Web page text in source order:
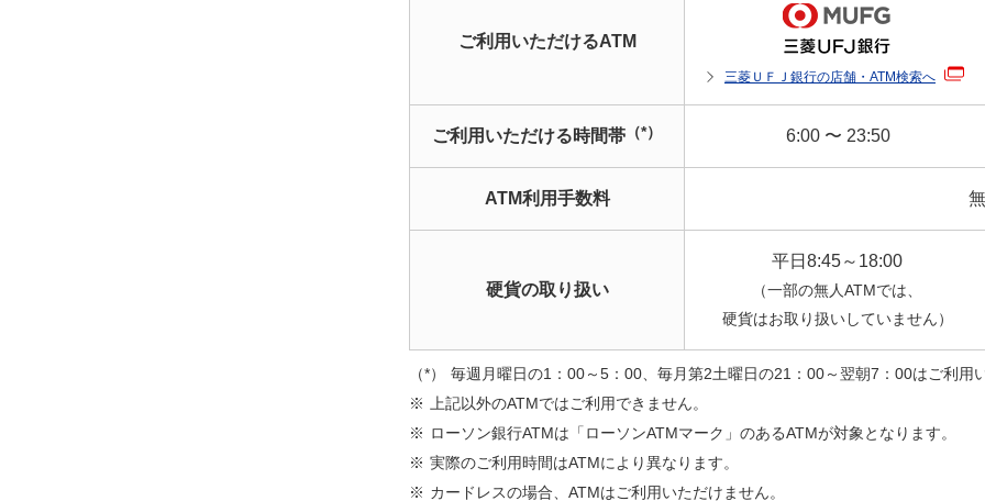
ご利用いただけるATM
三菱ＵＦＪ銀行の店舗・ATM検索へ
ご利用いただける時間帯 （*） 6:00 〜 23:50
ATM利用手数料
硬貨の取り扱い
平日8:45～18:00
（一部の無人ATMでは、
硬貨はお取り扱いしていません）
毎週月曜日の1：00～5：00、毎月第2土曜日の21：00～翌朝7：00はご利用
上記以外のATMではご利用できません。
ローソン銀行ATMは「ローソンATMマーク」のあるATMが対象となります。
実際のご利用時間はATMにより異なります。
カードレスの場合、ATMはご利用いただけません。